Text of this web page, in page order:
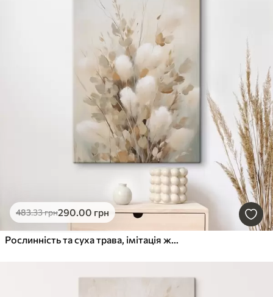
483.33грн290.00 грн
Рослинність та суха трава, імітація живопису